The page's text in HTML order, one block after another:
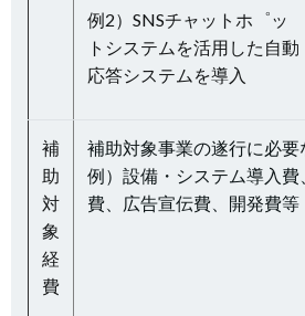
例2）SNSチャットホ゜ッ
トシステムを活用した自動
応答システムを導入
補
助
対
象
経
費
補助対象事業の遂行に必要
例）設備・システム導入
費、広告宣伝費、開発費等